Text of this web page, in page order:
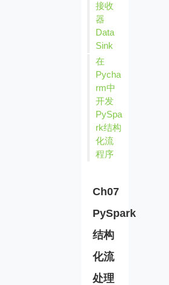
接收
器
Data
Sink
在
Pycha
rm中
开发
PySpa
rk结构
化流
程序
Ch07
PySpark
结构
化流
处理